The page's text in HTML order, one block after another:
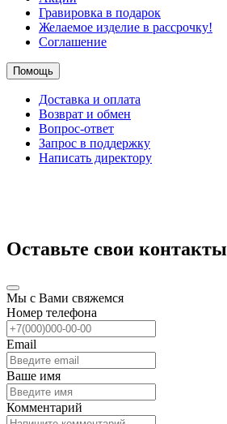
Гравировка в подарок
Желаемое изделие в рассрочку!
Соглашение
Помощь
Доставка и оплата
Возврат и обмен
Вопрос-ответ
Запрос в поддержку
Написать директору
Оставьте свои контакты
Мы с Вами свяжемся
Номер телефона
Email
Ваше имя
Комментарий